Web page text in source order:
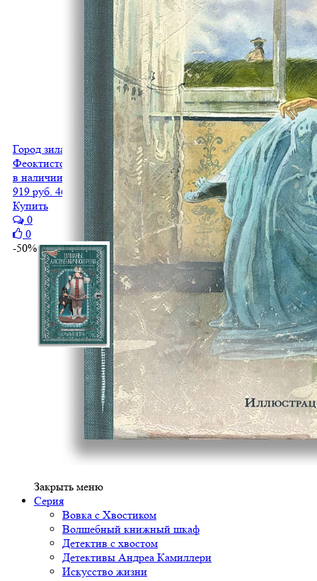
Закрыть меню
Серия
Вовка с Хвостиком
Волшебный книжный шкаф
Детектив с хвостом
Детективы Андреа Камиллери
Искусство жизни
Город зилантов
Феоктистова О.М.
в наличии
919 руб. 460 руб.
Купить
0
0
-50%